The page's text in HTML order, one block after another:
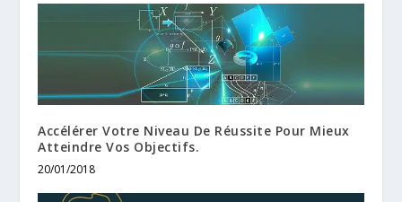
Accélérer Votre Niveau De Réussite Pour Mieux
Atteindre Vos Objectifs.
20/01/2018